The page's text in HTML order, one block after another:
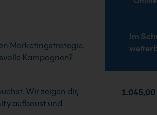
Im
1.045,00
Marketingstrategie.
Kampagnen?
Wir zeigen dir,
aufbaust und